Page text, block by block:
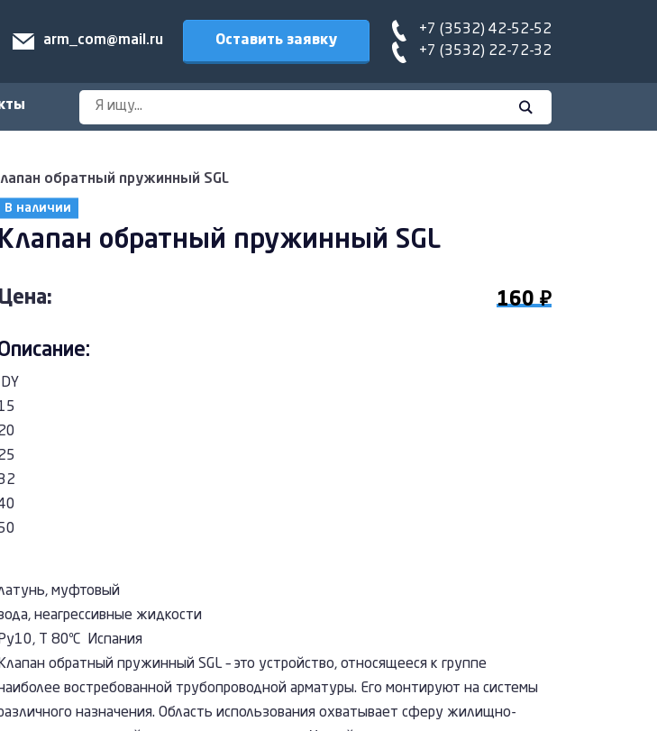
arm_com@mail.ru Оставить заявку
+7 (3532) 42-52-52
+7 (3532) 22-72-32
обратный пружинный SGL
В наличии
Клапан обратный пружинный SGL
Цена: 160 ₽
DY
муфтовый
неагрессивные жидкости
Ру10, Т 80ºС Испания
Клапан обратный пружинный SGL – это устройство, относящееся к группе
востребованной трубопроводной арматуры. Его монтируют на системы
назначения. Область использования охватывает сферу жилищно-